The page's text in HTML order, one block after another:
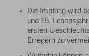
Die Impfung wird
und 15.
ersten
Erregern zu